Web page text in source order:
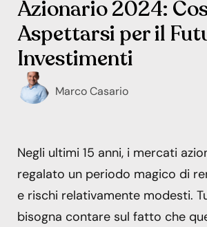
Azionario 2024:
Aspettarsi per il
Investimenti
Marco Casario
Negli ultimi 15 anni, i mercati
regalato un periodo magico di
e rischi relativamente modesti.
bisogna contare sul fatto che